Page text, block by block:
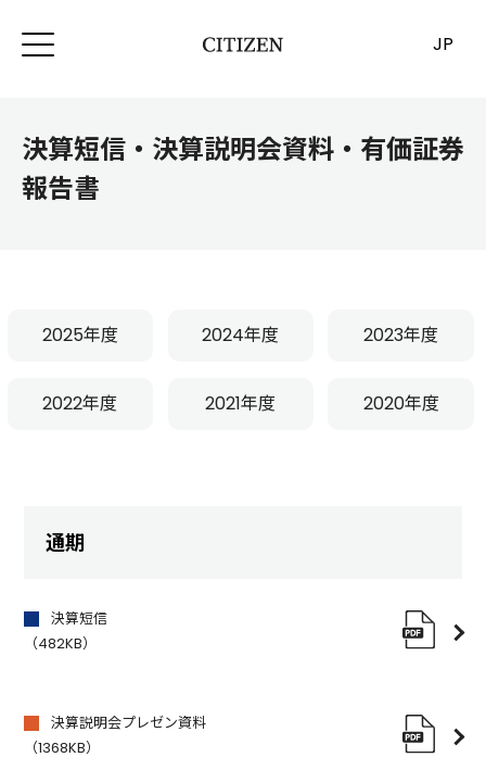
JP
決算短信・決算説明会資料・有価証券
報告書
2025年度 2024年度 2023年度
2022年度 2021年度 2020年度
通期
決算短信
（482KB）
決算説明会プレゼン資料
（1368KB）